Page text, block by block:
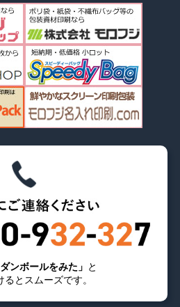
ンボールをみた」 と
るとスムーズです。